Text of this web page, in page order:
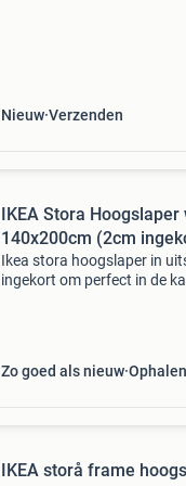
Nieuw Verzenden
IKEA Stora
140x200cm (2cm
Ikea stora hoogslaper in
ingekort om perfect in de
Zo goed als nieuw Ophalen
IKEA storå frame